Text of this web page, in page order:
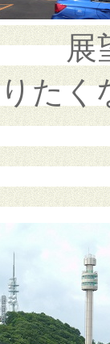
展
たく